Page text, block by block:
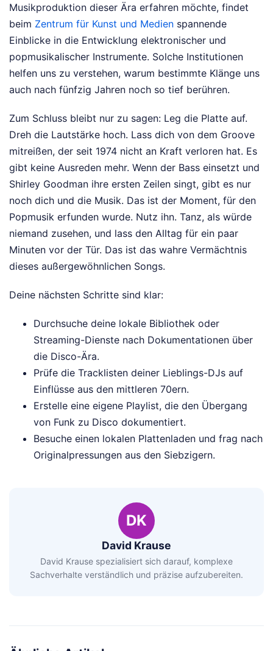
Musikproduktion dieser Ära erfahren möchte, findet
beim Zentrum für Kunst und Medien spannende
Einblicke in die Entwicklung elektronischer und
popmusikalischer Instrumente. Solche Institutionen
helfen uns zu verstehen, warum bestimmte Klänge uns
auch nach fünfzig Jahren noch so tief berühren.
Zum Schluss bleibt nur zu sagen: Leg die Platte auf.
Dreh die Lautstärke hoch. Lass dich von dem Groove
mitreißen, der seit 1974 nicht an Kraft verloren hat. Es
gibt keine Ausreden mehr. Wenn der Bass einsetzt und
Shirley Goodman ihre ersten Zeilen singt, gibt es nur
noch dich und die Musik. Das ist der Moment, für den
Popmusik erfunden wurde. Nutz ihn. Tanz, als würde
niemand zusehen, und lass den Alltag für ein paar
Minuten vor der Tür. Das ist das wahre Vermächtnis
dieses außergewöhnlichen Songs.
Deine nächsten Schritte sind klar:
Durchsuche deine lokale Bibliothek oder
Streaming-Dienste nach Dokumentationen über
die Disco-Ära.
Prüfe die Tracklisten deiner Lieblings-DJs auf
Einflüsse aus den mittleren 70ern.
Erstelle eine eigene Playlist, die den Übergang
von Funk zu Disco dokumentiert.
Besuche einen lokalen Plattenladen und frag nach
Originalpressungen aus den Siebzigern.
DK
David Krause
David Krause spezialisiert sich darauf, komplexe
Sachverhalte verständlich und präzise aufzubereiten.